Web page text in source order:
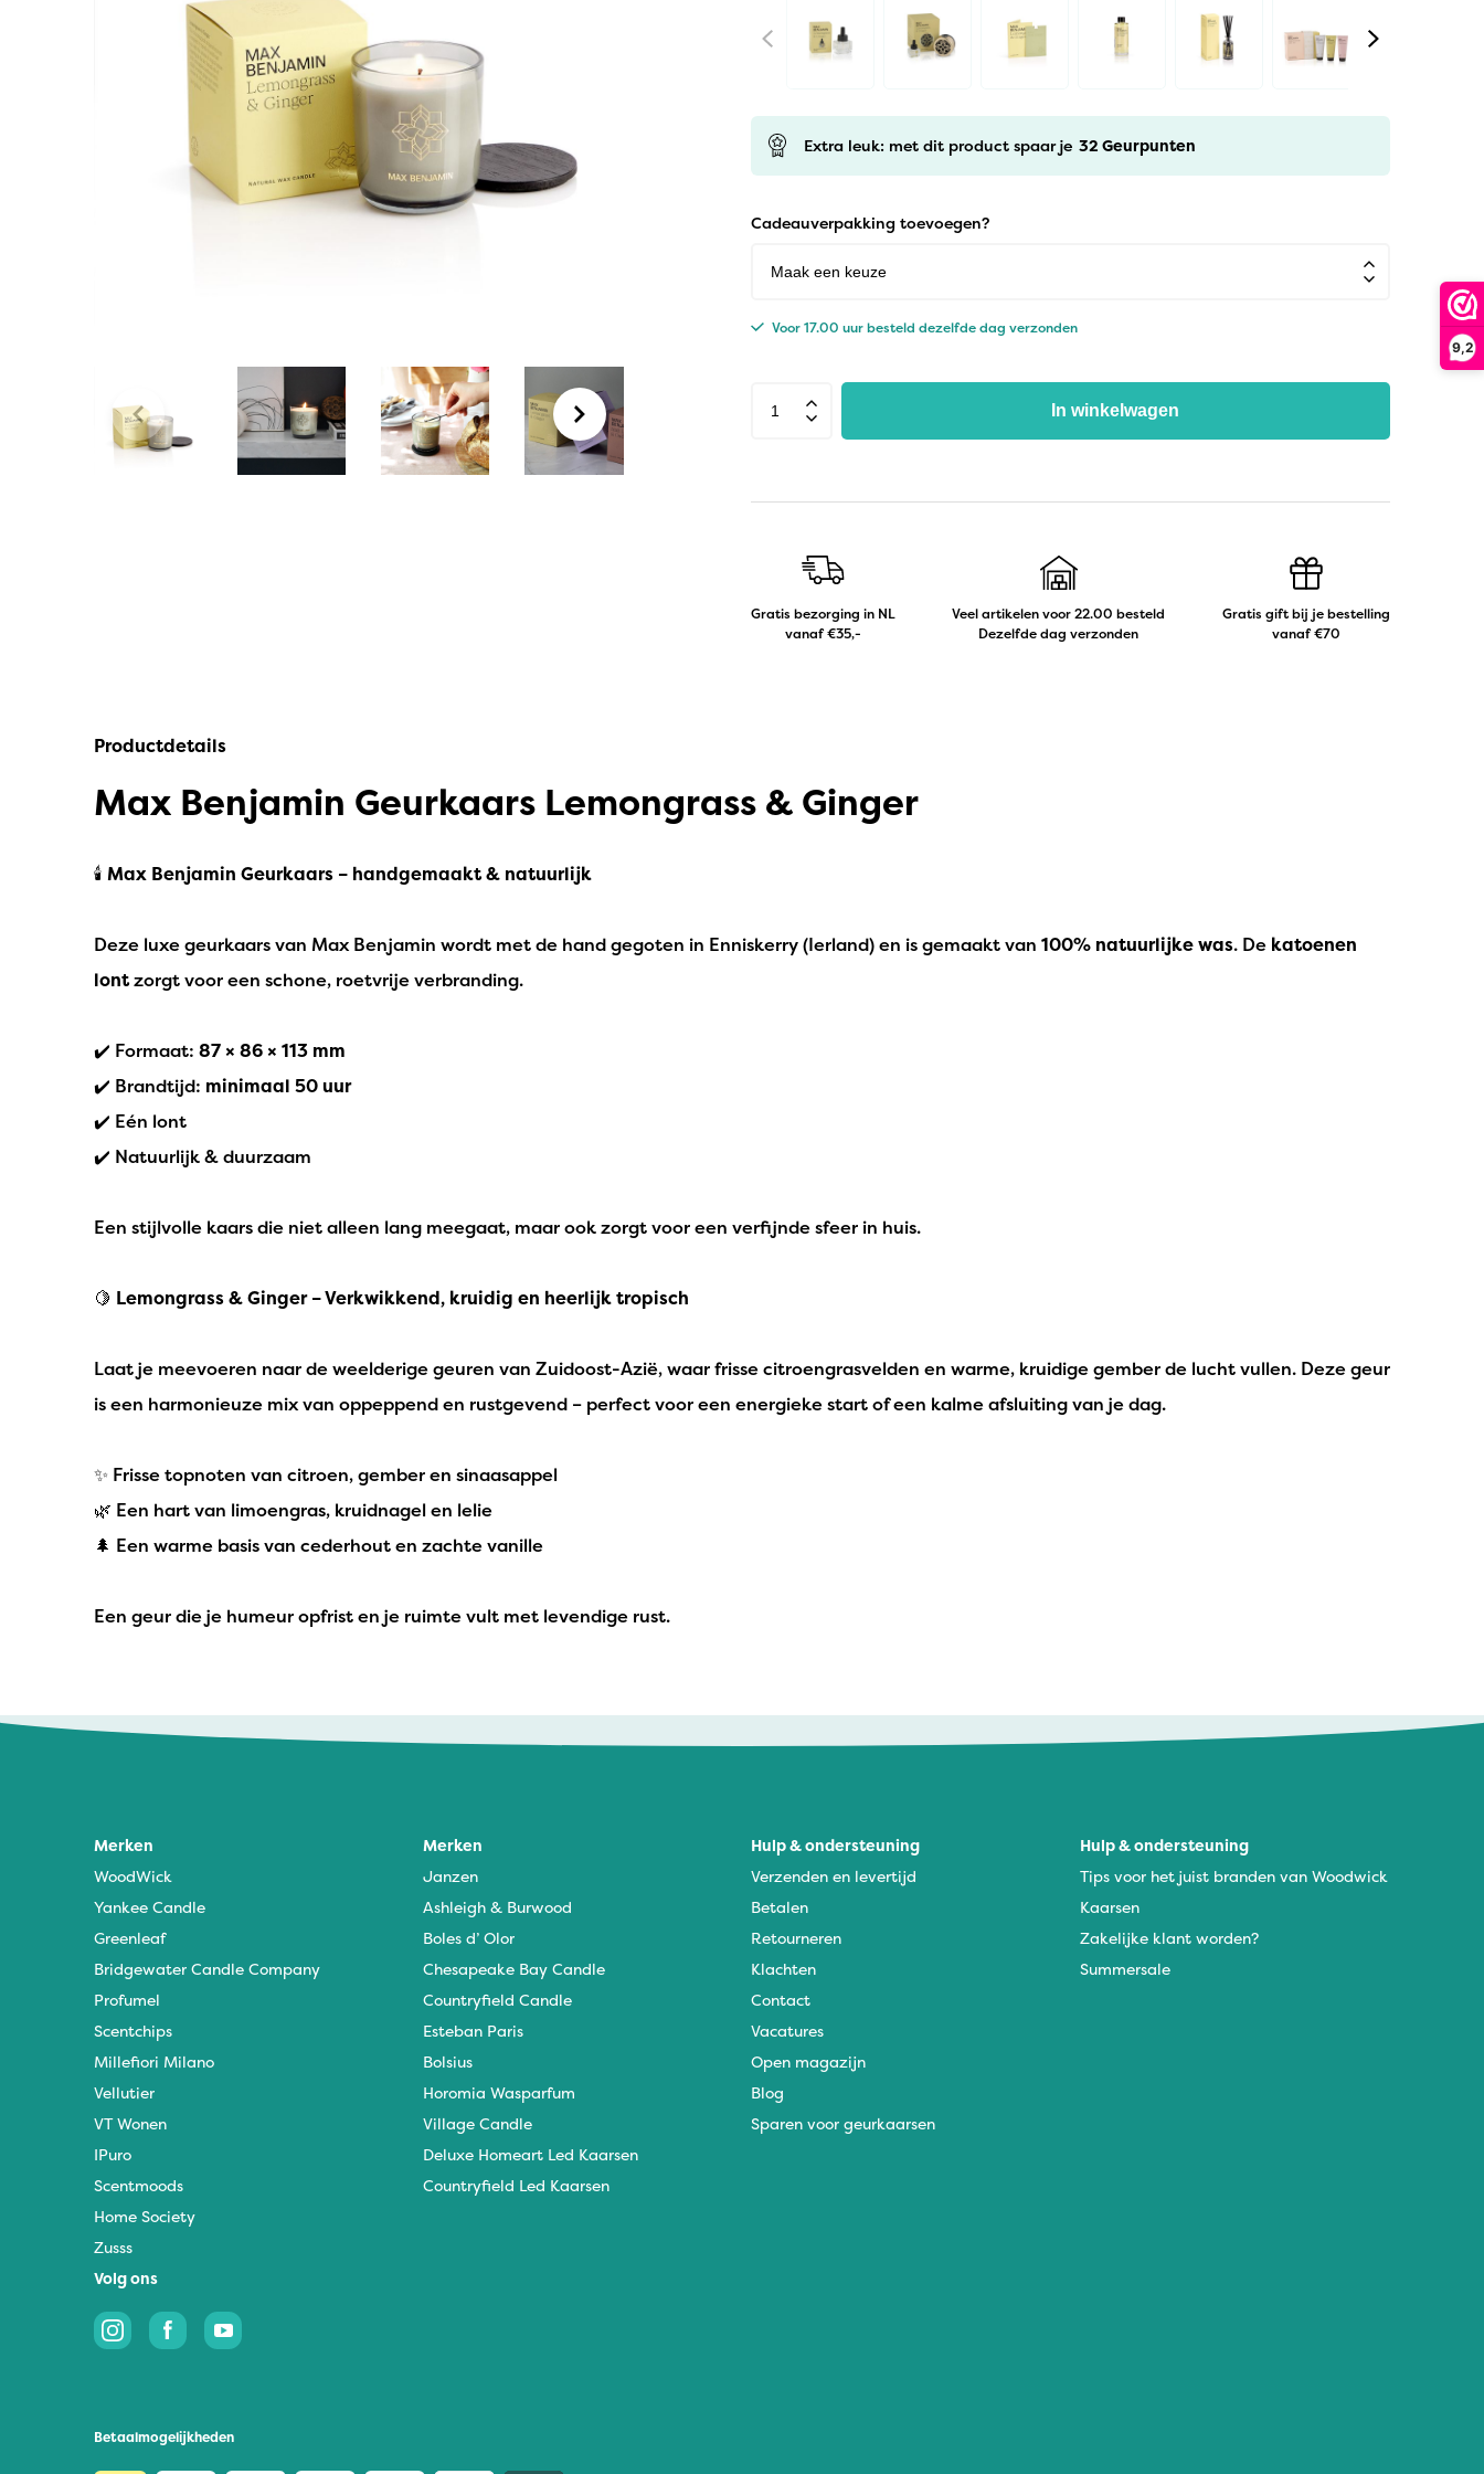
9,2
Village Candle
Millefiori Milano
Scentchips
Horomia Wasparfum
Countryfield Candle
Vellutier
Scentmoods
Joeff Muuss
Extra leuk: met dit product spaar je 32 Geurpunten
Cadeauverpakking toevoegen?
Voor 17.00 uur besteld dezelfde dag verzonden
In winkelwagen
Gratis bezorging in NL
vanaf €35,-
Veel artikelen voor 22.00 besteld
Dezelfde dag verzonden
Gratis gift bij je bestelling
vanaf €70
Productdetails
Max Benjamin Geurkaars Lemongrass & Ginger
🕯️ Max Benjamin Geurkaars – handgemaakt & natuurlijk
Deze luxe geurkaars van Max Benjamin wordt met de hand gegoten in Enniskerry (Ierland) en is gemaakt van 100% natuurlijke was. De katoenen
lontzorgt voor een schone, roetvrije verbranding.
✔️ Formaat: 87 × 86 × 113 mm
✔️ Brandtijd: minimaal 50 uur
✔️ Eén lont
✔️ Natuurlijk & duurzaam
Een stijlvolle kaars die niet alleen lang meegaat, maar ook zorgt voor een verfijnde sfeer in huis.
🍋 Lemongrass & Ginger – Verkwikkend, kruidig en heerlijk tropisch
Laat je meevoeren naar de weelderige geuren van Zuidoost-Azië, waar frisse citroengrasvelden en warme, kruidige gember de lucht vullen. Deze geur
is een harmonieuze mix van oppeppend en rustgevend – perfect voor een energieke start of een kalme afsluiting van je dag.
✨ Frisse topnoten van citroen, gember en sinaasappel
🌿 Een hart van limoengras, kruidnagel en lelie
🌲 Een warme basis van cederhout en zachte vanille
Een geur die je humeur opfrist en je ruimte vult met levendige rust.
Merken
WoodWick
Yankee Candle
Greenleaf
Bridgewater Candle Company
Profumel
Scentchips
Millefiori Milano
Vellutier
VT Wonen
IPuro
Scentmoods
Home Society
Zusss
Merken
Janzen
Ashleigh & Burwood
Boles d’ Olor
Chesapeake Bay Candle
Countryfield Candle
Esteban Paris
Bolsius
Horomia Wasparfum
Village Candle
Deluxe Homeart Led Kaarsen
Countryfield Led Kaarsen
Hulp & ondersteuning
Verzenden en levertijd
Betalen
Retourneren
Klachten
Contact
Vacatures
Open magazijn
Blog
Sparen voor geurkaarsen
Hulp & ondersteuning
Tips voor het juist branden van Woodwick
Kaarsen
Zakelijke klant worden?
Summersale
Volg ons
Betaalmogelijkheden